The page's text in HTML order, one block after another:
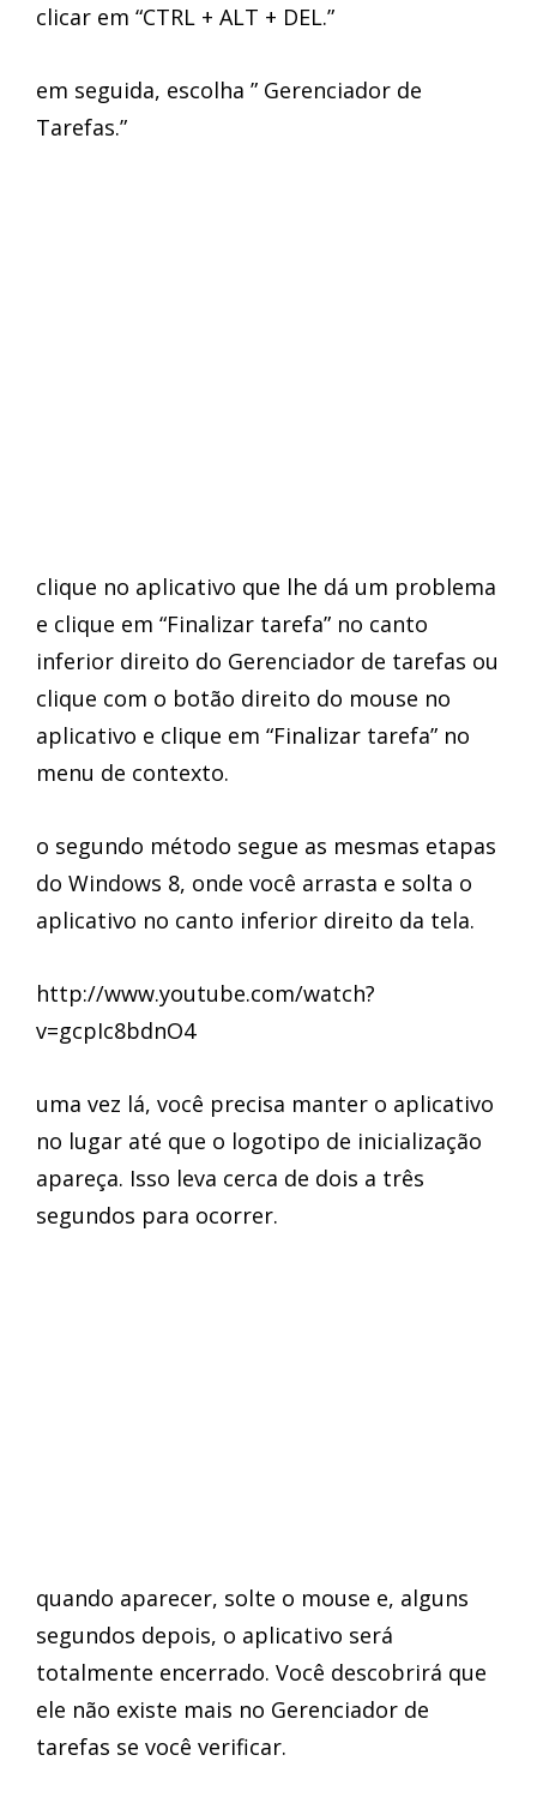
clicar em “CTRL + ALT + DEL.”
em seguida, escolha ” Gerenciador de
Tarefas.”
clique no aplicativo que lhe dá um problema
e clique em “Finalizar tarefa” no canto
inferior direito do Gerenciador de tarefas ou
clique com o botão direito do mouse no
aplicativo e clique em “Finalizar tarefa” no
menu de contexto.
o segundo método segue as mesmas etapas
do Windows 8, onde você arrasta e solta o
aplicativo no canto inferior direito da tela.
http://www.youtube.com/watch?
v=gcpIc8bdnO4
uma vez lá, você precisa manter o aplicativo
no lugar até que o logotipo de inicialização
apareça. Isso leva cerca de dois a três
segundos para ocorrer.
quando aparecer, solte o mouse e, alguns
segundos depois, o aplicativo será
totalmente encerrado. Você descobrirá que
ele não existe mais no Gerenciador de
tarefas se você verificar.